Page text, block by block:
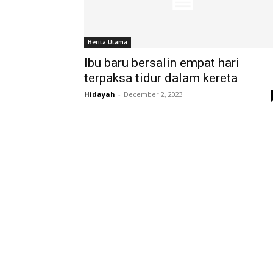
Berita Utama
Ibu baru bersalin empat hari
terpaksa tidur dalam kereta
Hidayah - December 2, 2023